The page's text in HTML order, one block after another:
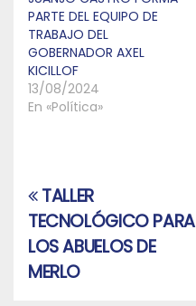
PARTE DEL EQUIPO DE
TRABAJO DEL
GOBERNADOR AXEL
KICILLOF
13/08/2024
En «Política»
Navegación
de
entradas
TALLER
TECNOLÓGICO PARA
LOS ABUELOS DE
MERLO